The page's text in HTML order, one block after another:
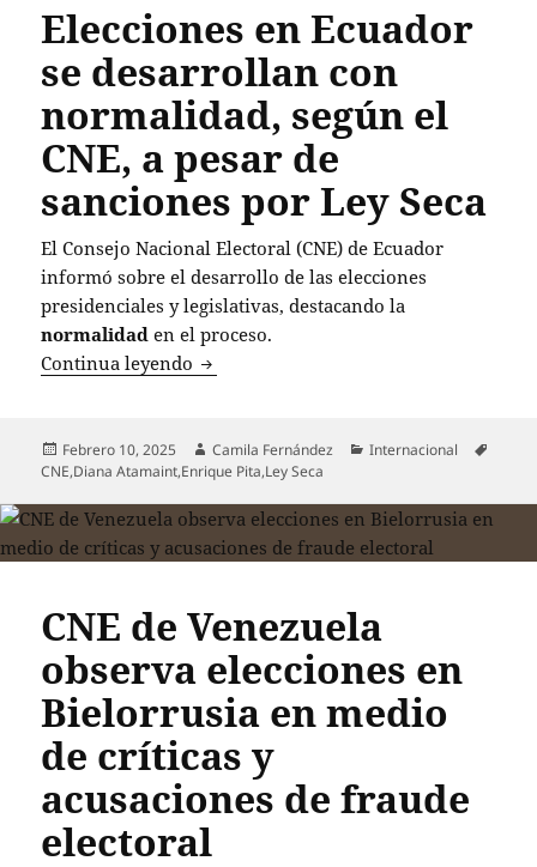
Elecciones en Ecuador
se desarrollan con
normalidad, según el
CNE, a pesar de
sanciones por Ley Seca
El Consejo Nacional Electoral (CNE) de Ecuador
informó sobre el desarrollo de las elecciones
presidenciales y legislativas, destacando la
normalidad en el proceso.
Continua leyendo Elecciones en Ecuador se desarrollan
Publicado
el
Febrero 10, 2025 Autor
Camila Fernández Categorías
Internacional
CNE,Diana Atamaint,Enrique Pita,Ley Seca
CNE de Venezuela
observa elecciones en
Bielorrusia en medio
de críticas y
acusaciones de fraude
electoral